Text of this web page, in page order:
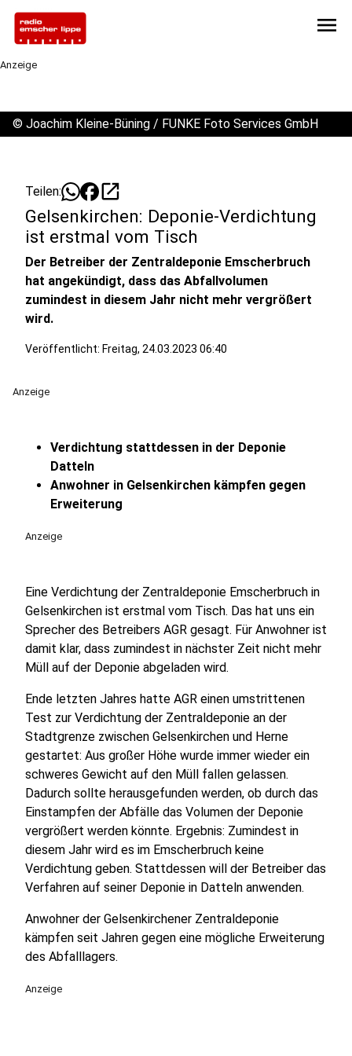
menu
Anzeige
© Joachim Kleine-Büning / FUNKE Foto Services GmbH
Teilen: open_in_new
Gelsenkirchen: Deponie-Verdichtung
ist erstmal vom Tisch
Der Betreiber der Zentraldeponie Emscherbruch
hat angekündigt, dass das Abfallvolumen
zumindest in diesem Jahr nicht mehr vergrößert
wird.
Veröffentlicht: Freitag, 24.03.2023 06:40
Anzeige
Verdichtung stattdessen in der Deponie
Datteln
Anwohner in Gelsenkirchen kämpfen gegen
Erweiterung
Anzeige
Eine Verdichtung der Zentraldeponie Emscherbruch in
Gelsenkirchen ist erstmal vom Tisch. Das hat uns ein
Sprecher des Betreibers AGR gesagt. Für Anwohner ist
damit klar, dass zumindest in nächster Zeit nicht mehr
Müll auf der Deponie abgeladen wird.
Ende letzten Jahres hatte AGR einen umstrittenen
Test zur Verdichtung der Zentraldeponie an der
Stadtgrenze zwischen Gelsenkirchen und Herne
gestartet: Aus großer Höhe wurde immer wieder ein
schweres Gewicht auf den Müll fallen gelassen.
Dadurch sollte herausgefunden werden, ob durch das
Einstampfen der Abfälle das Volumen der Deponie
vergrößert werden könnte. Ergebnis: Zumindest in
diesem Jahr wird es im Emscherbruch keine
Verdichtung geben. Stattdessen will der Betreiber das
Verfahren auf seiner Deponie in Datteln anwenden.
Anwohner der Gelsenkirchener Zentraldeponie
kämpfen seit Jahren gegen eine mögliche Erweiterung
des Abfalllagers.
Anzeige